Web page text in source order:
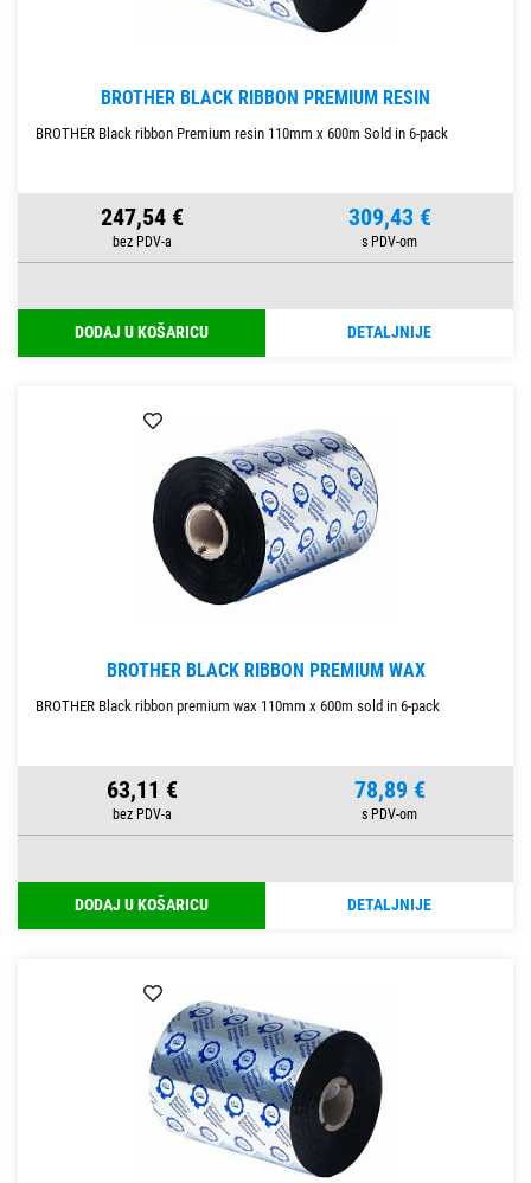
BROTHER BLACK RIBBON PREMIUM RESIN
BROTHER Black ribbon Premium resin 110mm x 600m Sold in 6-pack
247,54 € 309,43 €
DODAJ U KOŠARICU DETALJNIJE
BROTHER BLACK RIBBON PREMIUM WAX
BROTHER Black ribbon premium wax 110mm x 600m sold in 6-pack
63,11 € 78,89 €
DODAJ U KOŠARICU DETALJNIJE